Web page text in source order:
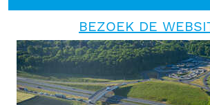
BEZOEK DE